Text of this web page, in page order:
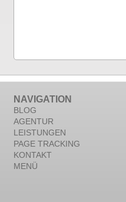
NAVIGATION
BLOG
AGENTUR
LEISTUNGEN
PAGE TRACKING
KONTAKT
MENÜ